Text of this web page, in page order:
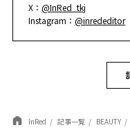
X：@InRed_tkj
Instagram：@inrededitor
InRed 記事一覧 BEAUTY